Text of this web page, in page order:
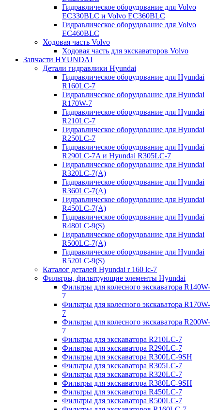
Гидравлическое оборудование для Volvo
EC330BLC и Volvo EC360BLC
Гидравлическое оборудование для Volvo
EC460BLC
Ходовая часть Volvo
Ходовая часть для экскаваторов Volvo
Запчасти HYUNDAI
Детали гидравлики Hyundai
Гидравлическое оборудование для Hyundai
R160LC-7
Гидравлическое оборудование для Hyundai
R170W-7
Гидравлическое оборудование для Hyundai
R210LC-7
Гидравлическое оборудование для Hyundai
R250LC-7
Гидравлическое оборудование для Hyundai
R290LC-7A и Hyundai R305LC-7
Гидравлическое оборудование для Hyundai
R320LC-7(A)
Гидравлическое оборудование для Hyundai
R360LC-7(A)
Гидравлическое оборудование для Hyundai
R450LC-7(A)
Гидравлическое оборудование для Hyundai
R480LC-9(S)
Гидравлическое оборудование для Hyundai
R500LC-7(A)
Гидравлическое оборудование для Hyundai
R520LC-9(S)
Каталог деталей Hyundai r 160 lc-7
Фильтры, фильтрующие элементы Hyundai
Фильтры для колесного экскаватора R140W-
7
Фильтры для колесного экскаватора R170W-
7
Фильтры для колесного экскаватора R200W-
7
Фильтры для экскаватора R210LC-7
Фильтры для экскаватора R290LC-7
Фильтры для экскаватора R300LC-9SH
Фильтры для экскаватора R305LC-7
Фильтры для экскаватора R320LC-7
Фильтры для экскаватора R380LC-9SH
Фильтры для экскаватора R450LC-7
Фильтры для экскаватора R500LC-7